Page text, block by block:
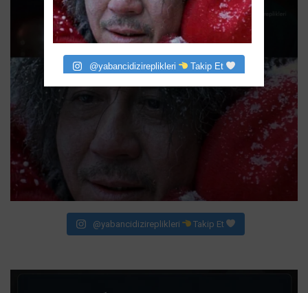
@yabancidizireplikleri Takip Et
@yabancidizireplikleri Takip Et